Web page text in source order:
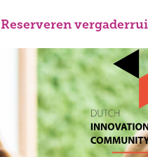
Reserveren